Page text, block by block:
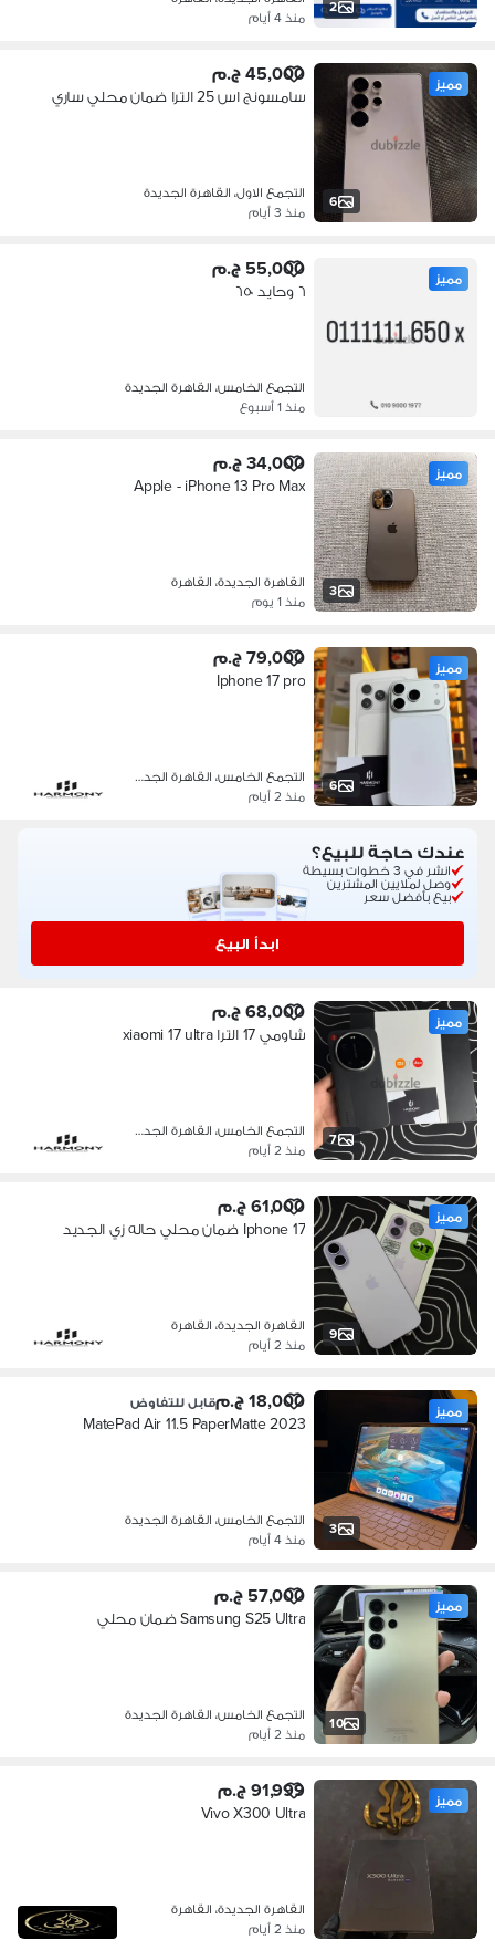
2
منذ 4 أيام
6
مميز 45,000 ج.م
سامسونج اس 25 الترا ضمان محلي ساري
التجمع الاول، القاهرة الجديدة
منذ 3 أيام
مميز 55,000 ج.م
٦ وحايد ٦٥٠
التجمع الخامس، القاهرة الجديدة
منذ 1 أسبوع
3
مميز 34,000 ج.م
Apple - iPhone 13 Pro Max
القاهرة الجديدة، القاهرة
منذ 1 يوم
6
مميز 79,000 ج.م
Iphone 17 pro
التجمع الخامس، القاهرة الجديدة
منذ 2 أيام
عندك حاجة للبيع؟
انشر في 3 خطوات بسيطة
وصل لملايين المشترين
بيع بأفضل سعر
ابدأ البيع
7
مميز 68,000 ج.م
شاومي 17 الترا xiaomi 17 ultra
التجمع الخامس، القاهرة الجديدة
منذ 2 أيام
9
مميز 61,000 ج.م
Iphone 17 ضمان محلي حاله زي الجديد
القاهرة الجديدة، القاهرة
منذ 2 أيام
3
مميز 18,000 ج.م قابل للتفاوض
MatePad Air 11.5 PaperMatte 2023
التجمع الخامس، القاهرة الجديدة
منذ 4 أيام
10
مميز 57,000 ج.م
Samsung S25 Ultra ضمان محلي
التجمع الخامس، القاهرة الجديدة
منذ 2 أيام
مميز 91,999 ج.م
Vivo X300 Ultra
القاهرة الجديدة، القاهرة
منذ 2 أيام